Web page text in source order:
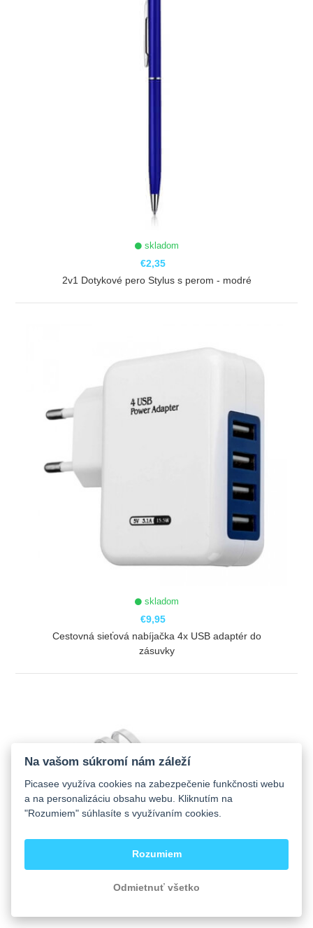
skladom
€2,35
2v1 Dotykové pero Stylus s perom - modré
skladom
€9,95
Cestovná sieťová nabíjačka 4x USB adaptér do
zásuvky
Na vašom súkromí nám záleží
Picasee využíva cookies na zabezpečenie funkčnosti webu
a na personalizáciu obsahu webu. Kliknutím na
"Rozumiem" súhlasíte s využívaním cookies.
Rozumiem
Odmietnuť všetko